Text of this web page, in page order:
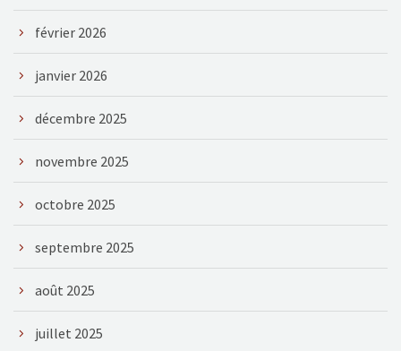
février 2026
janvier 2026
décembre 2025
novembre 2025
octobre 2025
septembre 2025
août 2025
juillet 2025